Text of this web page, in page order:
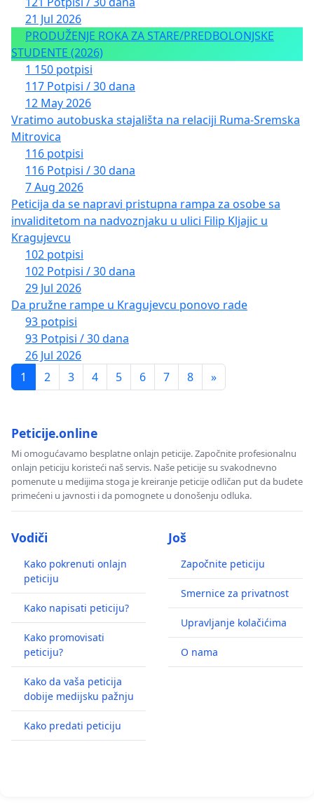
21 Jul 2026
PRODUŽENJE ROKA ZA STARE/PREDBOLONJSKE
STUDENTE (2026)
1 150 potpisi
117 Potpisi / 30 dana
12 May 2026
Vratimo autobuska stajališta na relaciji Ruma-Sremska
Mitrovica
116 potpisi
116 Potpisi / 30 dana
7 Aug 2026
Peticija da se napravi pristupna rampa za osobe sa
invaliditetom na nadvoznjaku u ulici Filip Kljajic u
Kragujevcu
102 potpisi
102 Potpisi / 30 dana
29 Jul 2026
Da pružne rampe u Kragujevcu ponovo rade
93 potpisi
93 Potpisi / 30 dana
26 Jul 2026
1
2 3 4 5 6 7 8 »
Peticije.online
Mi omogućavamo besplatne onlajn peticije. Započnite profesionalnu
onlajn peticiju koristeći naš servis. Naše peticije su svakodnevno
pomenute u medijima stoga je kreiranje peticije odličan put da budete
primećeni u javnosti i da pomognete u donošenju odluka.
Vodiči
Kako pokrenuti onlajn
peticiju
Kako napisati peticiju?
Kako promovisati
peticiju?
Kako da vaša peticija
dobije medijsku pažnju
Kako predati peticiju
Još
Započnite peticiju
Smernice za privatnost
Upravljanje kolačićima
O nama